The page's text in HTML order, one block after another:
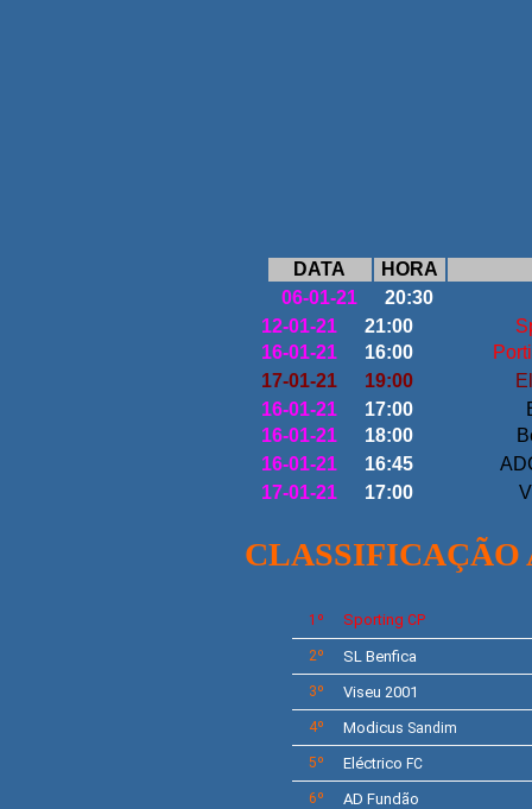
DATA
HORA
06-01-21
20:30
12-01-21
21:00
16-01-21
16:00
17-01-21
19:00
16-01-21
17:00
16-01-21
18:00
16-01-21
16:45
17-01-21
17:00
CLASSIFICAÇÃO
1º Sporting CP
2º SL Benfica
3º Viseu 2001
4º Modicus Sandim
5º Eléctrico FC
6º AD Fundão